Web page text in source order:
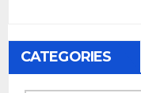
CATEGORIES